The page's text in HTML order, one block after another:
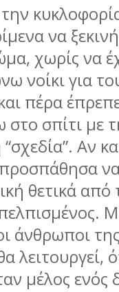
να
χωρίς να
νοίκι για
πέρα
σπίτι µε
Αν
προσπάθησα
θετικά
άνθρωποι
λειτουργεί,
µέλος ενός